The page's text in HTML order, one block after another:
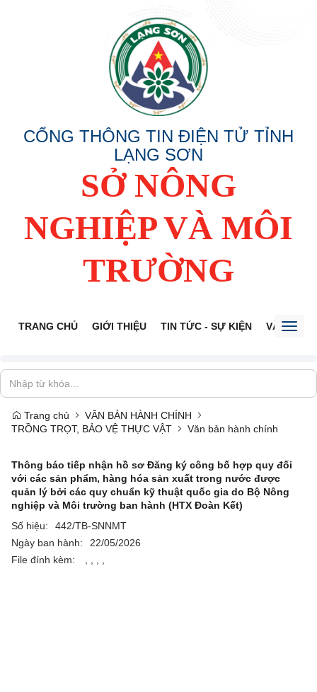
CỔNG THÔNG TIN ĐIỆN TỬ TỈNH
LẠNG SƠN
SỞ NÔNG
NGHIỆP VÀ MÔI
TRƯỜNG
TRANG CHỦ GIỚI THIỆU TIN TỨC - SỰ KIỆN VĂN BẢN
Trang chủ
VĂN BẢN HÀNH CHÍNH
TRỒNG TRỌT, BẢO VỆ THỰC VẬT
Văn bản hành chính
Thông báo tiếp nhận hồ sơ Đăng ký công bố hợp quy đối
với các sản phẩm, hàng hóa sản xuất trong nước được
quản lý bởi các quy chuẩn kỹ thuật quốc gia do Bộ Nông
nghiệp và Môi trường ban hành (HTX Đoàn Kết)
Số hiệu:
442/TB-SNNMT
Ngày ban hành:
22/05/2026
File đính kèm: